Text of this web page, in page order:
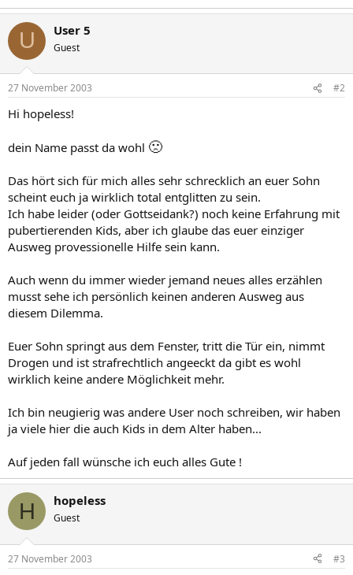
U User 5
Guest
27 November 2003 #2
Hi hopeless!
dein Name passt da wohl 🙁
Das hört sich für mich alles sehr schrecklich an euer Sohn
scheint euch ja wirklich total entglitten zu sein.
Ich habe leider (oder Gottseidank?) noch keine Erfahrung mit
pubertierenden Kids, aber ich glaube das euer einziger
Ausweg provessionelle Hilfe sein kann.
Auch wenn du immer wieder jemand neues alles erzählen
musst sehe ich persönlich keinen anderen Ausweg aus
diesem Dilemma.
Euer Sohn springt aus dem Fenster, tritt die Tür ein, nimmt
Drogen und ist strafrechtlich angeeckt da gibt es wohl
wirklich keine andere Möglichkeit mehr.
Ich bin neugierig was andere User noch schreiben, wir haben
ja viele hier die auch Kids in dem Alter haben...
Auf jeden fall wünsche ich euch alles Gute !
H hopeless
Guest
27 November 2003 #3